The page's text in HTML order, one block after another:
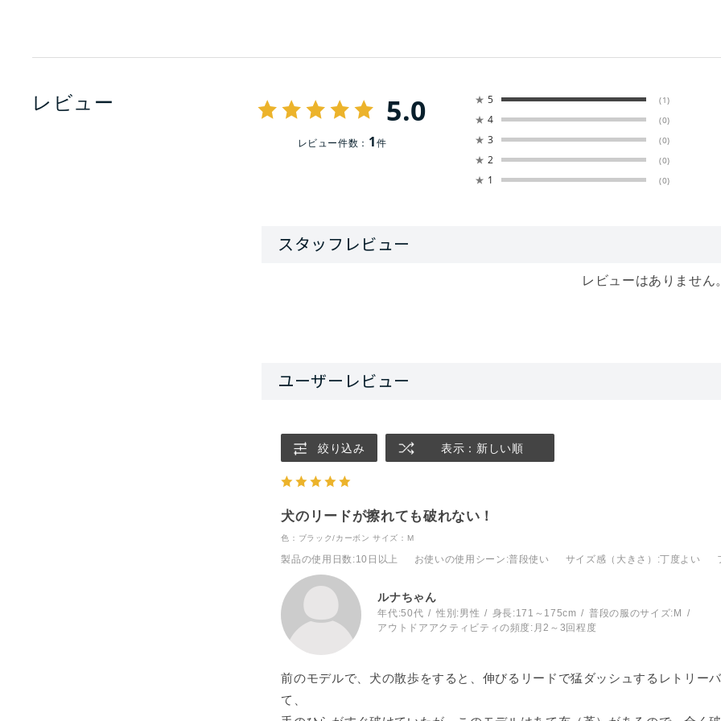
レビュー 5.0
レビュー件数： 1件
★ 5 (1)
★ 4 (0)
★ 3 (0)
★ 2 (0)
★ 1 (0)
絞り込み 表示：新しい順
犬のリードが擦れても破れない！
色：ブラック/カーボン サイズ：M
製品の使用日数 :10日以上 お使いの使用シーン :普段使い サイズ感（大きさ） :丁度よい
ルナちゃん
年代:50代 性別:男性 身長:171～175cm 普段の服のサイズ: M
アウトドアアクティビティの頻度: 月2～3回程度
前のモデルで、犬の散歩をすると、伸びるリードで猛ダッシュするレトリー
て、
レビューはありません